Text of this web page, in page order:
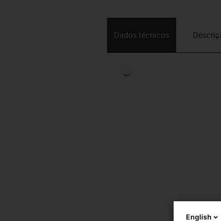
Dados técnicos
English